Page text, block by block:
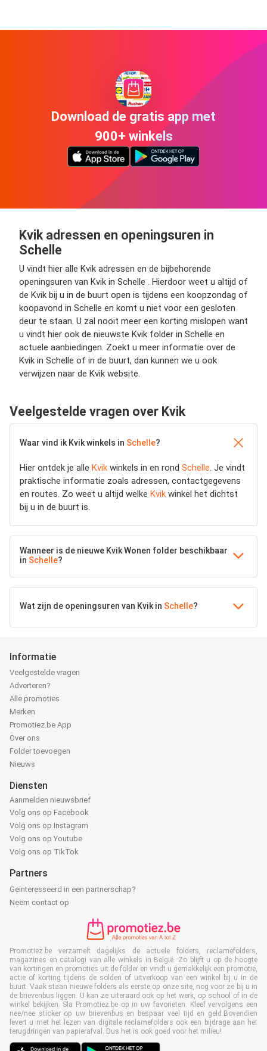
Download de gratis app met
900+ winkels
Kvik adressen en openingsuren in
Schelle
U vindt hier alle Kvik adressen en de bijbehorende
openingsuren van Kvik in Schelle . Hierdoor weet u altijd of
de Kvik bij u in de buurt open is tijdens een koopzondag of
koopavond in Schelle en komt u niet voor een gesloten
deur te staan. U zal nooit meer een korting mislopen want
u vindt hier ook de nieuwste Kvik folder in Schelle en
actuele aanbiedingen. Zoekt u meer informatie over de
Kvik in Schelle of in de buurt, dan kunnen we u ook
verwijzen naar de Kvik website.
Veelgestelde vragen over Kvik
Waar vind ik Kvik winkels in Schelle?
Hier ontdek je alle Kvik winkels in en rond Schelle . Je vindt
praktische informatie zoals adressen, contactgegevens
en routes. Zo weet u altijd welke Kvik winkel het dichtst
bij u in de buurt is.
Wanneer is de nieuwe Kvik Wonen folder beschikbaar
in Schelle?
Wat zijn de openingsuren van Kvik in Schelle?
Informatie
Veelgestelde vragen
Adverteren?
Alle promoties
Merken
Promotiez.be App
Over ons
Folder toevoegen
Nieuws
Diensten
Aanmelden nieuwsbrief
Volg ons op Facebook
Volg ons op Instagram
Volg ons op Youtube
Volg ons op TikTok
Partners
Geïnteresseerd in een partnerschap?
Neem contact op
Promotiez.be verzamelt dagelijks de actuele folders, reclamefolders,
magazines en catalogi van alle winkels in België. Zo blijft u op de hoogte
van kortingen en promoties uit de folder en vindt u gemakkelijk een promotie,
actie of korting tijdens de solden of uitverkoop van een winkel bij u in de
buurt. Vaak staan nieuwe folders als eerste op onze site, nog voor ze bij u in
de brievenbus liggen. U kan ze uiteraard ook op het werk, op school of in de
winkel bekijken. Sla Promotiez.be op in uw favorieten. Kleef vervolgens een
nee/nee sticker op uw brievenbus en bespaar veel tijd en geld.Bovendien
levert u met het lezen van digitale reclamefolders ook een bijdrage aan het
terugdringen van papierafval. Dus het is ook goed voor het milieu!